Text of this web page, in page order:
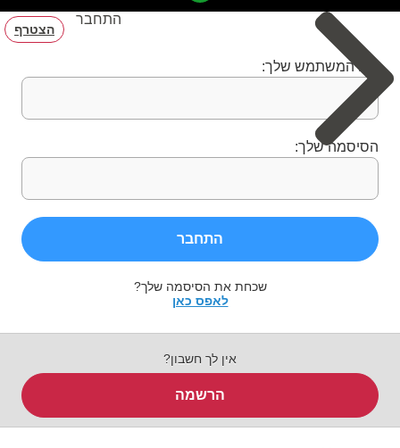
התחבר
הצטרף
שם המשתמש שלך:
הסיסמה שלך:
התחבר
שכחת את הסיסמה שלך?
לאפס כאן
אין לך חשבון?
הרשמה